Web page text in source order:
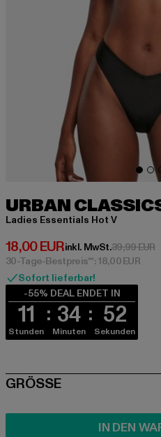
URBAN
Ladies Essentials Hot V
18,00 EUR
Derzeitiger Preis: 18,00
inkl. MwSt.39,99 EUR
30-Tage-Bestpreis**: 18,00 EUR
Sofort lieferbar!
-55% DEAL ENDET IN
11
Stunden
34
Minuten
51
Sekunden
SIZE
GRÖSSE
IN DEN